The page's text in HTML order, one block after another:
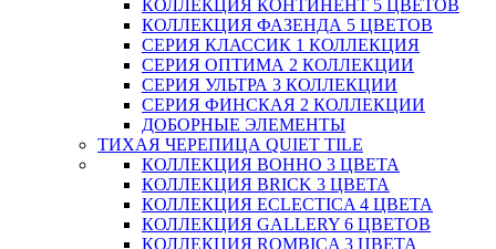
КОЛЛЕКЦИЯ КОНТИНЕНТ 5 ЦВЕТОВ
КОЛЛЕКЦИЯ ФАЗЕНДА 5 ЦВЕТОВ
СЕРИЯ КЛАССИК 1 КОЛЛЕКЦИЯ
СЕРИЯ ОПТИМА 2 КОЛЛЕКЦИИ
СЕРИЯ УЛЬТРА 3 КОЛЛЕКЦИИ
СЕРИЯ ФИНСКАЯ 2 КОЛЛЕКЦИИ
ДОБОРНЫЕ ЭЛЕМЕНТЫ
ТИХАЯ ЧЕРЕПИЦА QUIET TILE
КОЛЛЕКЦИЯ BOHHO 3 ЦВЕТА
КОЛЛЕКЦИЯ BRICK 3 ЦВЕТА
КОЛЛЕКЦИЯ ECLECTICA 4 ЦВЕТА
КОЛЛЕКЦИЯ GALLERY 6 ЦВЕТОВ
КОЛЛЕКЦИЯ ROMBICA 3 ЦВЕТА